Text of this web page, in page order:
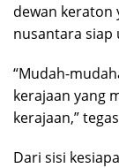
dewan keraton
nusantara siap
“Mudah-
kerajaan yang
kerajaan,”
Dari sisi